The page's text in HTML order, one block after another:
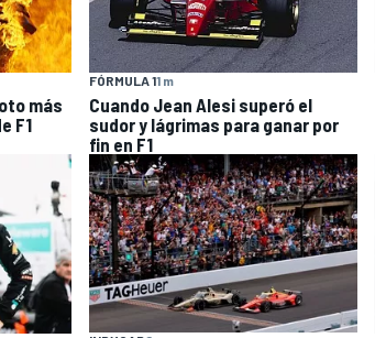
más
F1
FÓRMULA 11 m
Cuando Jean Alesi superó el
sudor y lágrimas para ganar por
fin en F1